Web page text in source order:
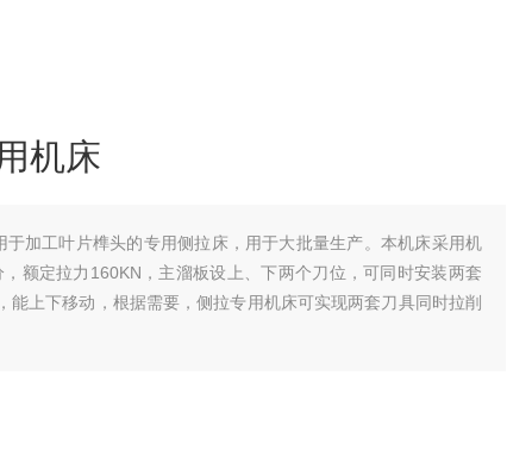
机床
于加工叶片榫头的专用侧拉床，用于大批量生产。本机床采用机
额定拉力160KN，主溜板设上、下两个刀位，可同时安装两套
能上下移动，根据需要，侧拉专用机床可实现两套刀具同时拉削